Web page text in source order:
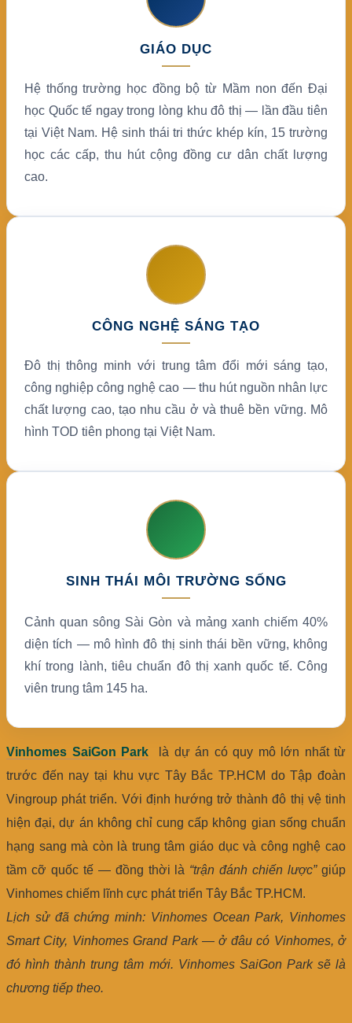
GIÁO DỤC
Hệ thống trường học đồng bộ từ Mầm non đến Đại
học Quốc tế ngay trong lòng khu đô thị — lần đầu tiên
tại Việt Nam. Hệ sinh thái tri thức khép kín, 15 trường
học các cấp, thu hút cộng đồng cư dân chất lượng
cao.
CÔNG NGHỆ SÁNG TẠO
Đô thị thông minh với trung tâm đổi mới sáng tạo,
công nghiệp công nghệ cao — thu hút nguồn nhân lực
chất lượng cao, tạo nhu cầu ở và thuê bền vững. Mô
hình TOD tiên phong tại Việt Nam.
SINH THÁI MÔI TRƯỜNG SỐNG
Cảnh quan sông Sài Gòn và mảng xanh chiếm 40%
diện tích — mô hình đô thị sinh thái bền vững, không
khí trong lành, tiêu chuẩn đô thị xanh quốc tế. Công
viên trung tâm 145 ha.
Vinhomes SaiGon Park là dự án có quy mô lớn nhất từ
trước đến nay tại khu vực Tây Bắc TP.HCM do Tập đoàn
Vingroup phát triển. Với định hướng trở thành đô thị vệ tinh
hiện đại, dự án không chỉ cung cấp không gian sống chuẩn
hạng sang mà còn là trung tâm giáo dục và công nghệ cao
tầm cỡ quốc tế — đồng thời là “trận đánh chiến lược”giúp
Vinhomes chiếm lĩnh cực phát triển Tây Bắc TP.HCM.
Lịch sử đã chứng minh: Vinhomes Ocean Park, Vinhomes
Smart City, Vinhomes Grand Park — ở đâu có Vinhomes, ở
đó hình thành trung tâm mới. Vinhomes SaiGon Park sẽ là
chương tiếp theo.